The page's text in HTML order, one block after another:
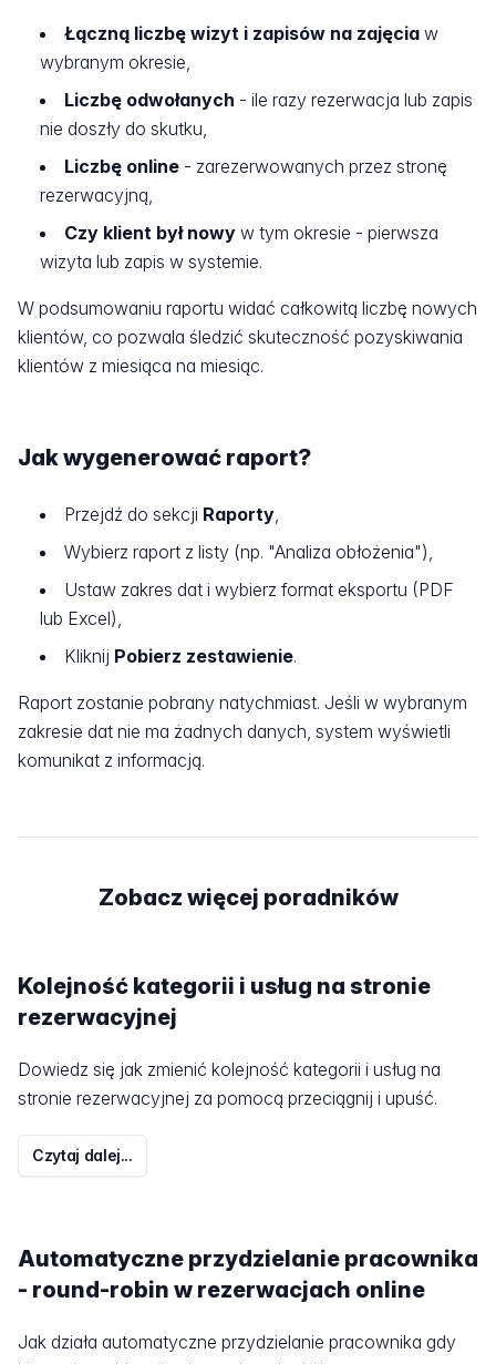
Łączną liczbę wizyt i zapisów na zajęcia w
wybranym okresie,
Liczbę odwołanych - ile razy rezerwacja lub zapis
nie doszły do skutku,
Liczbę online - zarezerwowanych przez stronę
rezerwacyjną,
Czy klient był nowy w tym okresie - pierwsza
wizyta lub zapis w systemie.
W podsumowaniu raportu widać całkowitą liczbę nowych
klientów, co pozwala śledzić skuteczność pozyskiwania
klientów z miesiąca na miesiąc.
Jak wygenerować raport?
Przejdź do sekcji Raporty,
Wybierz raport z listy (np. "Analiza obłożenia"),
Ustaw zakres dat i wybierz format eksportu (PDF
lub Excel),
Kliknij Pobierz zestawienie.
Raport zostanie pobrany natychmiast. Jeśli w wybranym
zakresie dat nie ma żadnych danych, system wyświetli
komunikat z informacją.
Zobacz więcej poradników
Kolejność kategorii i usług na stronie
rezerwacyjnej
Dowiedz się jak zmienić kolejność kategorii i usług na
stronie rezerwacyjnej za pomocą przeciągnij i upuść.
Czytaj dalej...
Automatyczne przydzielanie pracownika
- round-robin w rezerwacjach online
Jak działa automatyczne przydzielanie pracownika gdy